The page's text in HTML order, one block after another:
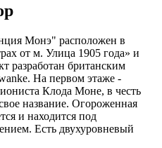
Монэ" расположен в
от м. Улица 1905 года» и
разработан британским
На первом этаже -
Клода Моне, в честь
название. Огороженная
и находится под
Есть двухуровневый